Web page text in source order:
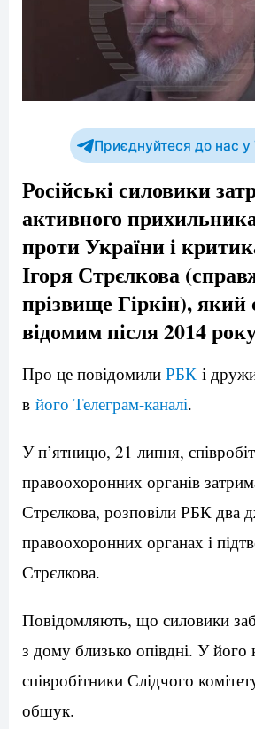
Приєднуйтеся до нас у
Російські силовики
активного
проти України і
Ігоря Стрєлкова
прізвище Гіркін), який
відомим після 2014
Про це повідомили РБК і
в його Телеграм-каналі.
У п’ятницю, 21 липня,
правоохоронних органів
Стрєлкова, розповіли РБК два
правоохоронних органах і
Стрєлкова.
Повідомляють, що силовики
з дому близько опівдні. У його
співробітники Слідчого
обшук.